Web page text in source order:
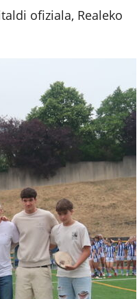
ofiziala, Realeko